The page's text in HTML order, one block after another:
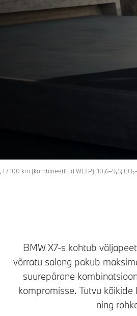
/ 100 km (kombineeritud WLTP): 10,6–9,6;
BMW X7-s kohtub
võrratu salong pakub
suurepärane
kompromisse. Tutvu
ning